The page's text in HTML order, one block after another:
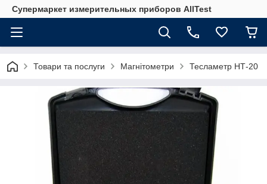
Супермаркет измерительных приборов AllTest
Товари та послуги Магнітометри Тесламетр НТ-20